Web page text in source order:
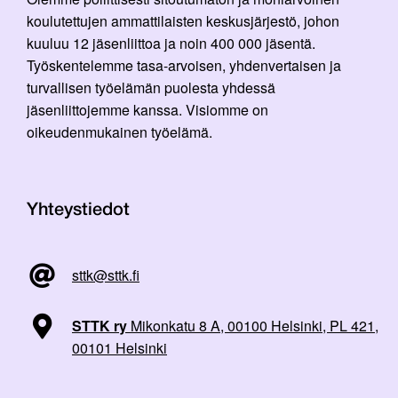
koulutettujen ammattilaisten keskusjärjestö, johon
kuuluu 12 jäsenliittoa ja noin 400 000 jäsentä.
Työskentelemme tasa-arvoisen, yhdenvertaisen ja
turvallisen työelämän puolesta yhdessä
jäsenliittojemme kanssa. Visiomme on
oikeudenmukainen työelämä.
Yhteystiedot
sttk@sttk.fi
STTK ry Mikonkatu 8 A, 00100 Helsinki, PL 421,
00101 Helsinki